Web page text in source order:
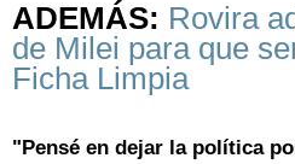
ADEMÁS: Rovira
de Milei para que
Ficha Limpia
"Pensé en dejar la política